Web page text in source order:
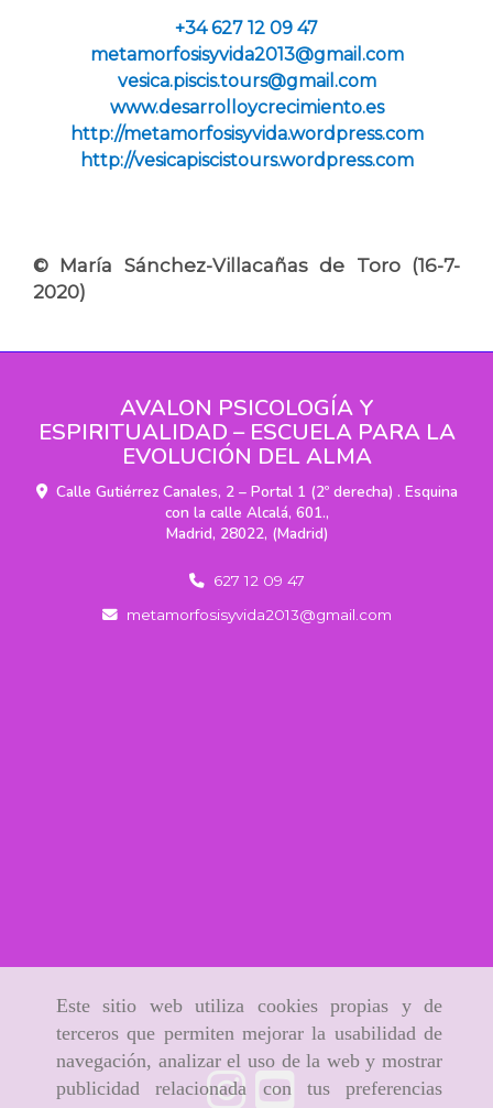
Este sitio web utiliza cookies propias y de
terceros que permiten mejorar la usabilidad de
navegación, analizar el uso de la web y mostrar
publicidad relacionada con tus preferencias
+34 627 12 09 47
metamorfosisyvida2013
gmail.com
vesica.piscis.tours@gmail.com
www.desarrolloycrecimiento.es
http://metamorfosisyvida.wordpress.com
http://vesicapiscistours.wordpress.com
© María Sánchez-Villacañas de Toro (16-7-
2020)
AVALON PSICOLOGÍA Y
ESPIRITUALIDAD – ESCUELA PARA LA
EVOLUCIÓN DEL ALMA
Calle Gutiérrez Canales, 2 – Portal 1 (2º derecha) . Esquina
con la calle Alcalá, 601.,
Madrid, 28022, (Madrid)
627 12 09 47
metamorfosisyvida2013
gmail.com